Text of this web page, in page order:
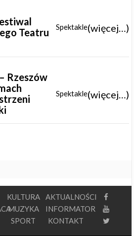
Teatru
Spektakle(więcej…)
Rzeszów
Spektakle(więcej…)
KULTURA
MUZYKA
SPORT
AKTUALNOŚCI
INFORMATOR
KONTAKT